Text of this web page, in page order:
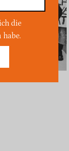
die
habe.